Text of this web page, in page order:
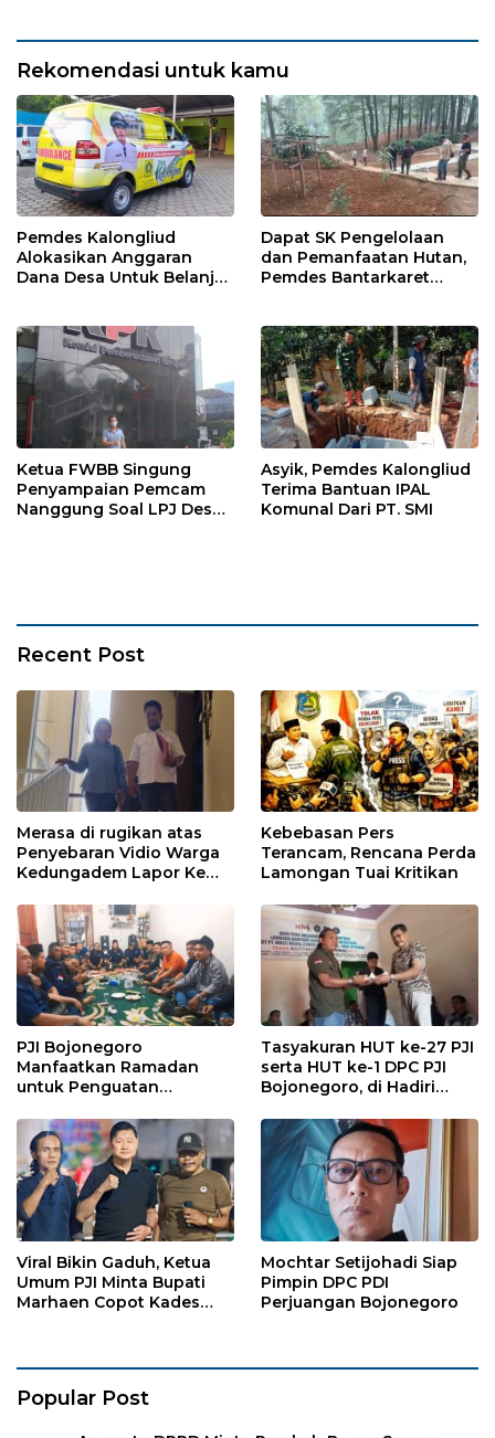
Rekomendasi untuk kamu
Pemdes Kalongliud
Alokasikan Anggaran
Dana Desa Untuk Belanja
Dapat SK Pengelolaan
dan Pemanfaatan Hutan,
Pemdes Bantarkaret
Ketua FWBB Singung
Penyampaian Pemcam
Nanggung Soal LPJ Desa
Asyik, Pemdes Kalongliud
Terima Bantuan IPAL
Komunal Dari PT. SMI
Recent Post
Merasa di rugikan atas
Penyebaran Vidio Warga
Kedungadem Lapor Ke
Kebebasan Pers
Terancam, Rencana Perda
Lamongan Tuai Kritikan
PJI Bojonegoro
Manfaatkan Ramadan
untuk Penguatan
Kebersamaan
Tasyakuran HUT ke-27 PJI
serta HUT ke-1 DPC PJI
Bojonegoro, di Hadiri
Viral Bikin Gaduh, Ketua
Umum PJI Minta Bupati
Marhaen Copot Kades
Mochtar Setijohadi Siap
Pimpin DPC PDI
Perjuangan Bojonegoro
Popular Post